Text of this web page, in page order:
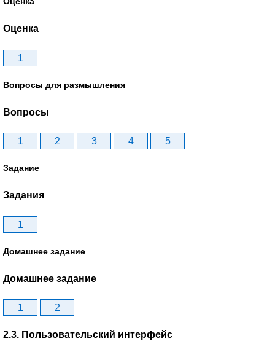
Оценка
1
Вопросы для размышления
Вопросы
1 2 3 4 5
Задание
Задания
1
Домашнее задание
Домашнее задание
1 2
2.3. Пользовательский интерфейс